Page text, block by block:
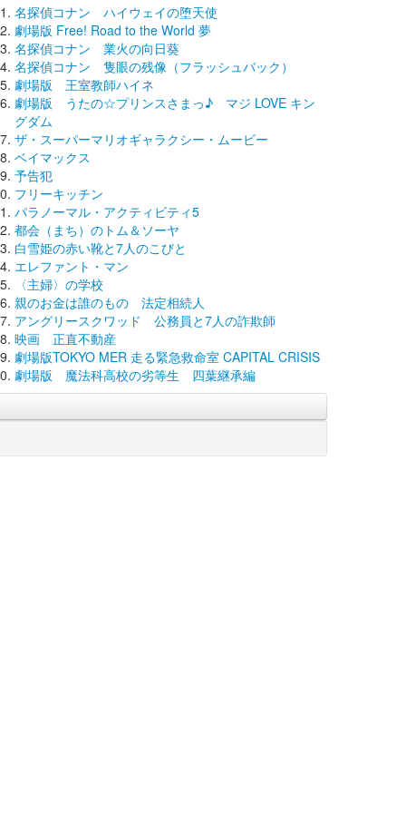
名探偵コナン ハイウェイの堕天使
劇場版 Free! Road to the World 夢
名探偵コナン 業火の向日葵
名探偵コナン 隻眼の残像（フラッシュバック）
劇場版 王室教師ハイネ
劇場版 うたの☆プリンスさまっ♪ マジ LOVE キン
グダム
ザ・スーパーマリオギャラクシー・ムービー
ベイマックス
予告犯
フリーキッチン
パラノーマル・アクティビティ5
都会（まち）のトム＆ソーヤ
白雪姫の赤い靴と7人のこびと
エレファント・マン
〈主婦〉の学校
親のお金は誰のもの 法定相続人
アングリースクワッド 公務員と7人の詐欺師
映画 正直不動産
劇場版TOKYO MER 走る緊急救命室 CAPITAL CRISIS
劇場版 魔法科高校の劣等生 四葉継承編